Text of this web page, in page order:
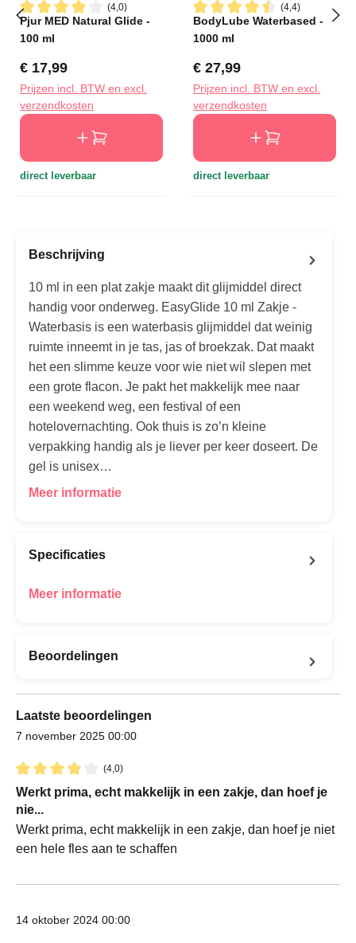
(4,0)
Gemiddelde waardering van 4 van 5 sterren
Pjur MED Natural Glide -
100 ml
Normale prijs:
€ 17,99
Prijzen incl. BTW en excl.
verzendkosten
direct leverbaar
(4,4)
Gemiddelde waardering van
BodyLube Waterbased -
1000 ml
Normale prijs:
€ 27,99
Prijzen incl. BTW en excl.
verzendkosten
direct leverbaar
Beschrijving
10 ml in een plat zakje maakt dit glijmiddel direct
handig voor onderweg. EasyGlide 10 ml Zakje -
Waterbasis is een waterbasis glijmiddel dat weinig
ruimte inneemt in je tas, jas of broekzak. Dat maakt
het een slimme keuze voor wie niet wil slepen met
een grote flacon. Je pakt het makkelijk mee naar
een weekend weg, een festival of een
hotelovernachting. Ook thuis is zo’n kleine
verpakking handig als je liever per keer doseert. De
gel is unisex…
Meer informatie
Specificaties
Meer informatie
Beoordelingen
Laatste beoordelingen
7 november 2025 00:00
(4,0)
Recensie met een waardering van 4 van de 5 sterren
Werkt prima, echt makkelijk in een zakje, dan hoef je
nie...
Werkt prima, echt makkelijk in een zakje, dan hoef je niet
een hele fles aan te schaffen
14 oktober 2024 00:00